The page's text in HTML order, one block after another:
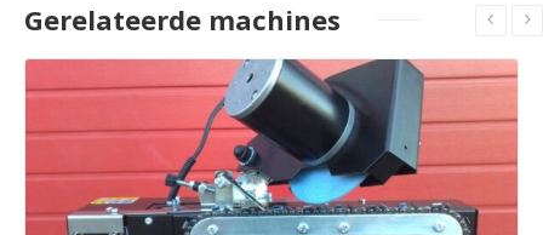
Gerelateerde machines